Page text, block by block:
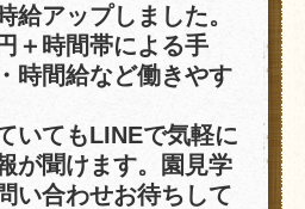
給アップしました。
＋時間帯による手
時間給など働きやす
いてもLINEで気軽に
が聞けます。園見学
い合わせお待ちして